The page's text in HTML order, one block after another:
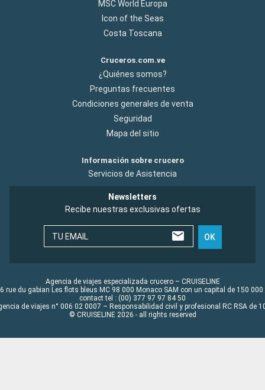
MSC World Europa
Icon of the Seas
Costa Toscana
Cruceros.com.ve
¿Quiénes somos?
Preguntas frecuentes
Condiciones generales de venta
Seguridad
Mapa del sitio
Información sobre crucero
Servicios de Asistencia
Newsletters
Recibe nuestras exclusivas ofertas
TU EMAIL OK
Agencia de viajes especializada crucero – CRUISELINE
rue du gabian Les flots bleus MC 98 000 Monaco SAM con un capital de 150 000
contact tel : (00) 377 97 97 84 50
de viajes n° 006 02 0007 – Responsabilidad civil y profesional RC RSA de
© CRUISELINE 2026 - all rights reserved